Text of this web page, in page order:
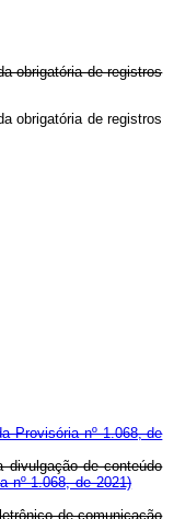
obrigatória de registros
obrigatória de registros
Provisória nº 1.068, de
de conteúdo
nº 1.068, de 2021)
de comunicação